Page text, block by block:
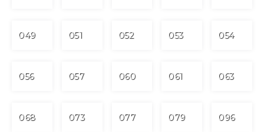
049 051 052 053 054
056 057 060 061 063
068 073 077 079 096